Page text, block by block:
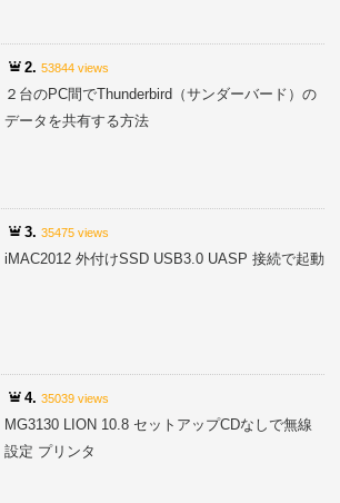
2.53844 views
２台のPC間でThunderbird（サンダーバード）の
データを共有する方法
3.35475 views
iMAC2012 外付けSSD USB3.0 UASP 接続で起動
4.35039 views
MG3130 LION 10.8 セットアップCDなしで無線
設定 プリンタ